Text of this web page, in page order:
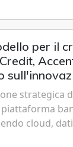
per il
strategica
cloud,